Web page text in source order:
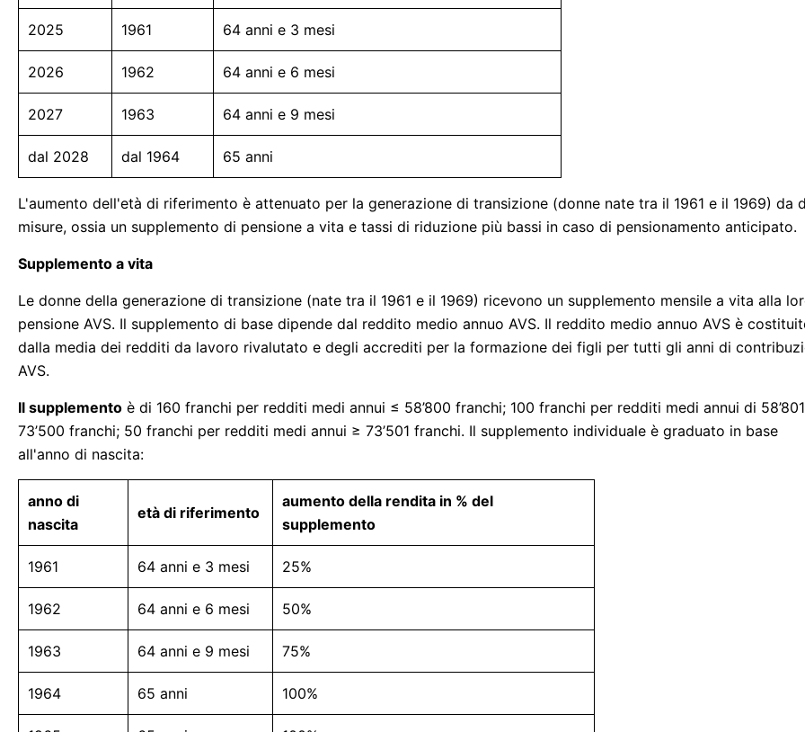
2025 1961 64 anni e 3 mesi
2026 1962 64 anni e 6 mesi
2027 1963 64 anni e 9 mesi
dal 2028 dal 1964 65 anni
L'aumento dell'età di riferimento è attenuato per la generazione di transizione (donne nate tra il 1961 e il 1969) da
misure, ossia un supplemento di pensione a vita e tassi di riduzione più bassi in caso di pensionamento anticipato.
Supplemento a vita
Le donne della generazione di transizione (nate tra il 1961 e il 1969) ricevono un supplemento mensile a vita alla
pensione AVS. Il supplemento di base dipende dal reddito medio annuo AVS. Il reddito medio annuo AVS è
dalla media dei redditi da lavoro rivalutato e degli accrediti per la formazione dei figli per tutti gli anni di
AVS.
Il supplemento è di 160 franchi per redditi medi annui ≤ 58’800 franchi; 100 franchi per redditi medi annui di
73’500 franchi; 50 franchi per redditi medi annui ≥ 73’501 franchi. Il supplemento individuale è graduato in base
all'anno di nascita:
anno di
nascita
età di riferimento
aumento della rendita in % del
supplemento
1961 64 anni e 3 mesi 25%
1962 64 anni e 6 mesi 50%
1963 64 anni e 9 mesi 75%
1964 65 anni 100%